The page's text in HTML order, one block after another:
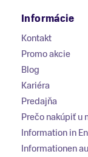
Informácie
Kontakt
Promo akcie
Blog
Kariéra
Predajňa
Prečo nakúpiť u
Information in
Informationen